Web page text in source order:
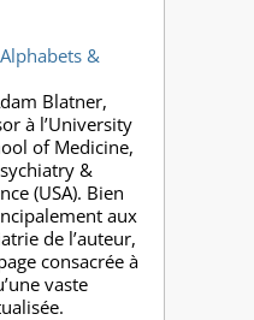
&
Blatner,
à l’University
of Medicine,
&
(USA). Bien
aux
de l’auteur,
consacrée à
vaste